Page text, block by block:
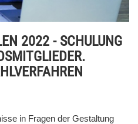
2022 - SCHULUNG
in Fragen der Gestaltung